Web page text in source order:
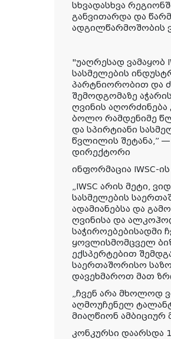
სხვადასხვა
განვითარდა და
ადგილწარმოშობის
"უაღრესად ვამაყობ
სასმელების
პარტნიორობით და
შემოდგომაზე
ღვინის აღორძინება
ბოლო რამდენიმე
და სპირტიანი
წვლილის შეტანა,”
დირექტორი
ინფორმაცია IWSC-ის
„IWSC არის მეტი,
სასმელების
ადამიანებსა და
ღვინისა და
საჭიროებებისადმი
ყოვლისმომცველ
ექსპერტებით
საერთაშორისო
დავეხმაროთ მათ
„ჩვენ არა მხოლოდ
აღმოუჩენელ
მიაღწიონ ამბიციურ
კონკურსი დაარსდა